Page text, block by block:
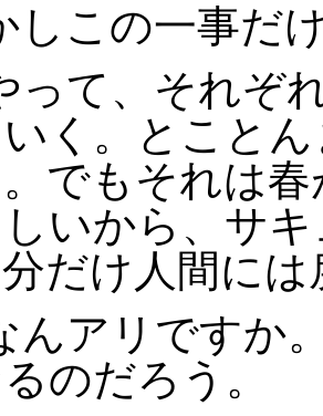
この一事だ
って、それぞ
く。とこと
でもそれは
いから、サ
だけ人間に
んアリですか
のだろう。